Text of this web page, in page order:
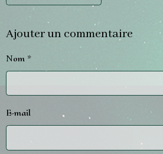
Ajouter un commentaire
Nom
E-mail